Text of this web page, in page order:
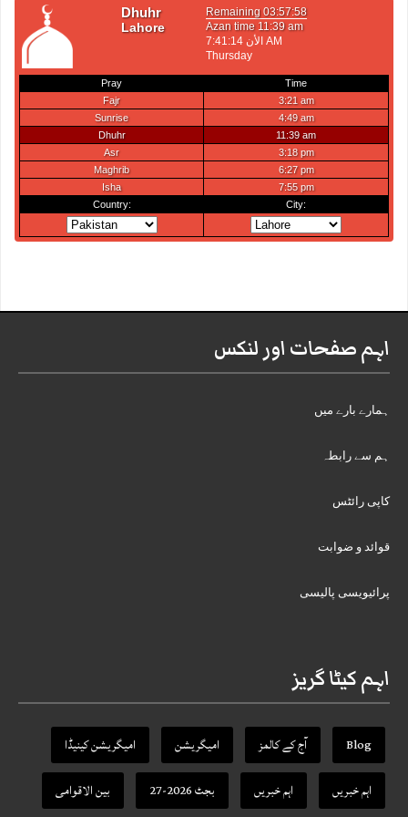
اہم صفحات اور لنکس
ہمارے بارے میں
ہم سے رابطہ
کاپی رائٹس
قوائد و ضوابت
پرائیویسی پالیسی
اہم کیٹا گریز
Blog آج کے کالمز امیگریشن
امیگریشن کینیڈا
اہم خبریں
اہم خبریں بجٹ 2026-27 بین الاقوامی